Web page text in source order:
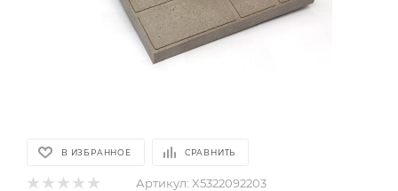
В ИЗБРАННОЕ СРАВНИТЬ
Артикул: X5322092203